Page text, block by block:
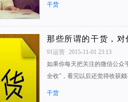
干货
那些所谓的干货，
91运营
2015-11-01 23:13
如果你每天把关注的微信公众
全收”，看完以后还觉得收获
干货